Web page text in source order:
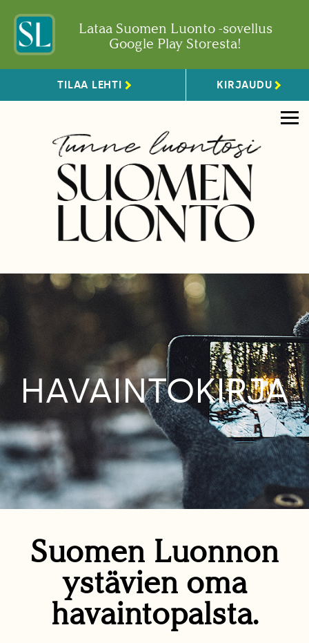
Lataa Suomen Luonto -sovellus
Google Play Storesta!
TILAA LEHTI KIRJAUDU
HAVAINTOKIRJA
Suomen Luonnon
ystävien oma
havaintopalsta.